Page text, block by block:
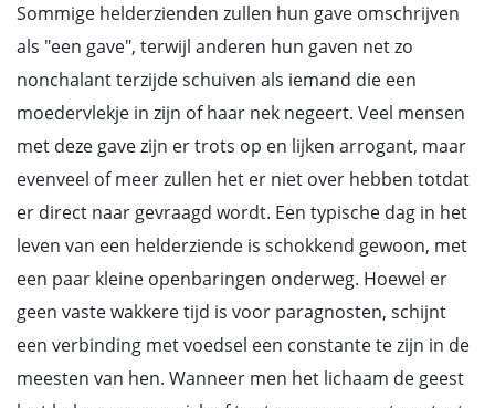
Sommige helderzienden zullen hun gave omschrijven
als "een gave", terwijl anderen hun gaven net zo
nonchalant terzijde schuiven als iemand die een
moedervlekje in zijn of haar nek negeert. Veel mensen
met deze gave zijn er trots op en lijken arrogant, maar
evenveel of meer zullen het er niet over hebben totdat
er direct naar gevraagd wordt. Een typische dag in het
leven van een helderziende is schokkend gewoon, met
een paar kleine openbaringen onderweg. Hoewel er
geen vaste wakkere tijd is voor paragnosten, schijnt
een verbinding met voedsel een constante te zijn in de
meesten van hen. Wanneer men het lichaam de geest